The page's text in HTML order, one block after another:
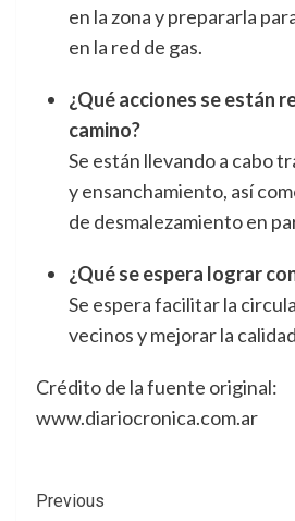
en la zona y prepararla
en la red de gas.
¿Qué acciones se están
camino?
Se están llevando a cabo
y ensanchamiento, así
de desmalezamiento en
¿Qué se espera lograr
Se espera facilitar la
vecinos y mejorar la
Crédito de la fuente original:
www.diariocronica.com.ar
Post
Previous